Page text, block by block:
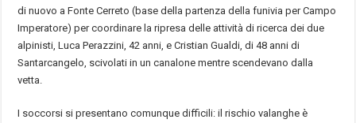
di nuovo a Fonte Cerreto (base della partenza della funivia per Campo
Imperatore) per coordinare la ripresa delle attività di ricerca dei due
alpinisti, Luca Perazzini, 42 anni, e Cristian Gualdi, di 48 anni di
Santarcangelo, scivolati in un canalone mentre scendevano dalla
vetta.
I soccorsi si presentano comunque difficili: il rischio valanghe è